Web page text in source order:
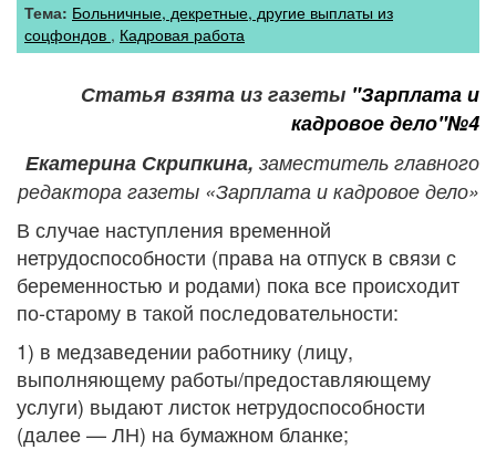
Тема: Больничные, декретные, другие выплаты из
соцфондов
Кадровая работа
Статья взята из газеты "Зарплата и
кадровое дело"№4
Екатерина Скрипкина, заместитель главного
редактора газеты «Зарплата и кадровое дело»
В случае наступления временной
нетрудоспособности (права на отпуск в связи с
беременностью и родами) пока все происходит
по-старому в такой последовательности:
1) в медзаведении работнику (лицу,
выполняющему работы/предоставляющему
услуги) выдают листок нетрудоспособности
(далее — ЛН) на бумажном бланке;